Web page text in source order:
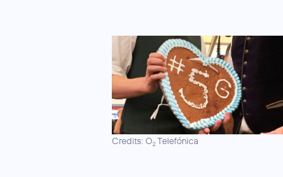
Credits: O2Telefónica